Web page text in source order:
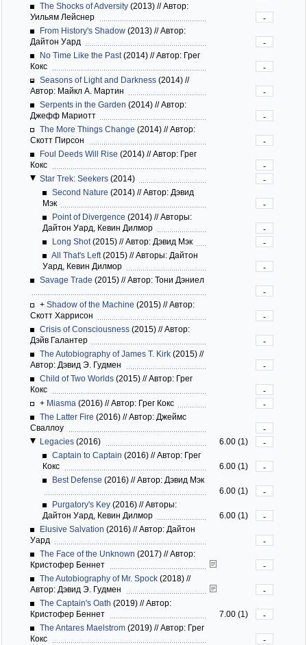
The Shocks of Adversity (2013) //Автор:
Уильям Лейснер
-
From History's Shadow (2013) //Автор:
Дайтон Уард
-
No Time Like the Past(2014) //Автор: Грег
Кокс
-
Seasons of Light and Darkness (2014) //
Автор: Майкл А. Мартин
-
Serpents in the Garden (2014) //Автор:
Джефф Мариотт
-
The More Things Change (2014) //Автор:
Скотт Пирсон
-
Foul Deeds Will Rise (2014) //Автор: Грег
Кокс
-
Star Trek: Seekers (2014)
-
Second Nature (2014) //Автор: Дэвид
Мэк
-
Point of Divergence (2014) //Авторы:
Дайтон Уард, Кевин Дилмор
-
Long Shot(2015) //Автор: Дэвид Мэк
-
All That's Left(2015) //Авторы: Дайтон
Уард, Кевин Дилмор
-
Savage Trade (2015) //Автор: Тони Дэниел
-
+ Shadow of the Machine (2015) //Автор:
Скотт Харрисон
-
Crisis of Consciousness (2015) //Автор:
Дэйв Галантер
-
The Autobiography of James T. Kirk (2015) //
Автор: Дэвид Э. Гудмен
-
Child of Two Worlds (2015) //Автор: Грег
Кокс
-
+ Miasma (2016) //Автор: Грег Кокс
-
The Latter Fire (2016) //Автор: Джеймс
Сваллоу
-
Legacies (2016) 6.00 (1)
-
Captain to Captain (2016) //Автор: Грег
Кокс
6.00 (1)
-
Best Defense (2016) //Автор: Дэвид Мэк
6.00 (1)
-
Purgatory's Key (2016) //Авторы:
Дайтон Уард, Кевин Дилмор
6.00 (1)
-
Elusive Salvation (2016) //Автор: Дайтон
Уард
-
The Face of the Unknown (2017) //Автор:
Кристофер Беннет
-
The Autobiography of Mr. Spock (2018) //
Автор: Дэвид Э. Гудмен
-
The Captain's Oath (2019) //Автор:
Кристофер Беннет
7.00 (1)
-
The Antares Maelstrom (2019) //Автор: Грег
Кокс
-